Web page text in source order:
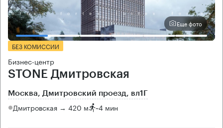
Еще фото
БЕЗ КОМИССИИ
Бизнес-центр
STONE Дмитровская
Москва, Дмитровский проезд, вл1Г
Дмитровская → 420 м ~4 мин